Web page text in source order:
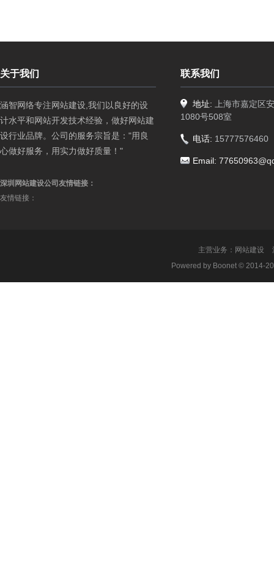
关于我们
涵智网络专注网站建设,我们以良好的设
计水平和网站开发技术经验，做好网站建
设行业品牌。公司的服务宗旨是："用良
心做好服务，用实力做好质量！"
联系我们
地址:
上海市嘉定区
1080号508室
电话: 15777576460
Email:
深圳网站建设公司友情链接：
友情链接：
主营业务： 网站建设
Powered by Boonet © 2014-